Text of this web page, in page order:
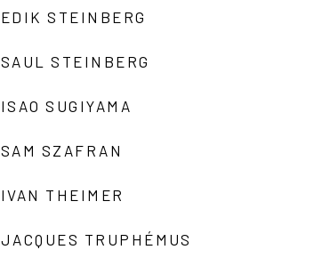
EDIK STEINBERG
SAUL STEINBERG
ISAO SUGIYAMA
SAM SZAFRAN
IVAN THEIMER
JACQUES TRUPHÉMUS